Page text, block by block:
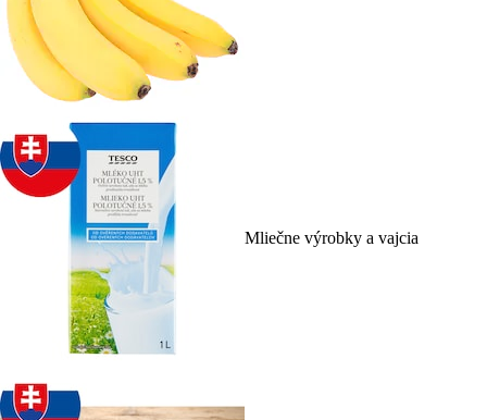
Mliečne výrobky a vajcia